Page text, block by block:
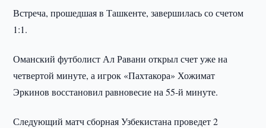
Встреча, прошедшая в Ташкенте, завершилась со счетом
1:1.
Оманский футболист Ал Равани открыл счет уже на
четвертой минуте, а игрок «Пахтакора» Хожимат
Эркинов восстановил равновесие на 55-й минуте.
Следующий матч сборная Узбекистана проведет 2